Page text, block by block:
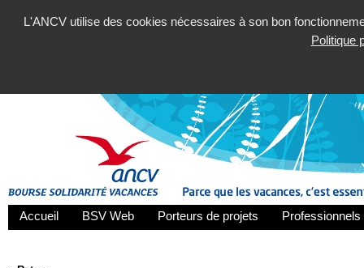
L'ANCV utilise des cookies nécessaires à son bon
Politique
Accueil BSV Web Porteurs de projets